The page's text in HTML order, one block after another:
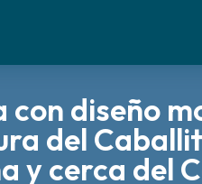
con diseño
del
y cerca del